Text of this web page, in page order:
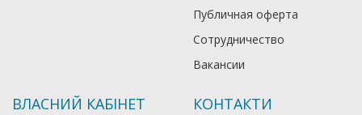
Публичная оферта
Сотрудничество
Вакансии
ВЛАСНИЙ КАБІНЕТ КОНТАКТИ